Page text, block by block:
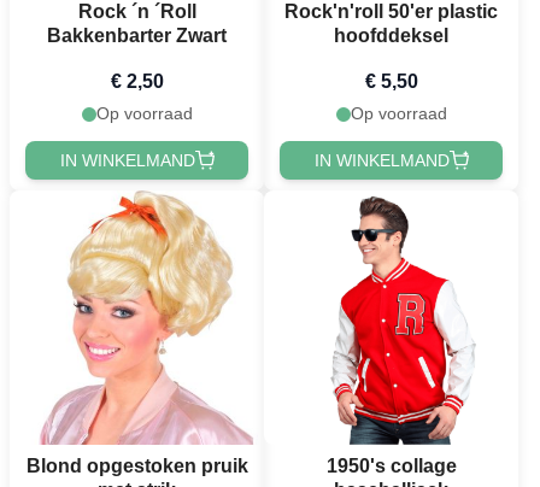
Rock ´n ´Roll
Bakkenbarter Zwart
€ 2,50
Op voorraad
IN WINKELMAND
Rock'n'roll 50'er plastic
hoofddeksel
€ 5,50
Op voorraad
IN WINKELMAND
Blond opgestoken pruik
1950's collage